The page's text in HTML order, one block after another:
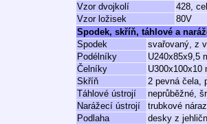
Vzor dvojkolí
428,
Vzor ložisek
80V
Spodek, skříň, táhlové a
Spodek
svařovaný, z
Podélníky
U240x85x9,5
Čelníky
U300x100x10
Skříň
2 pevná čela,
Táhlové ústrojí
neprůběžné,
Narážecí ústrojí
trubkové
Podlaha
desky z